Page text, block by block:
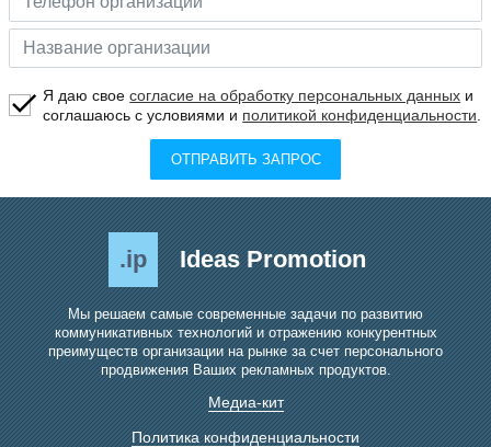
Я даю своесогласие на обработку персональных данных и
соглашаюсь с условиями и политикой конфиденциальности.
ОТПРАВИТЬ ЗАПРОС
.ip Ideas Promotion
Мы решаем самые современные задачи по развитию
коммуникативных технологий и отражению конкурентных
преимуществ организации на рынке за счет персонального
продвижения Ваших рекламных продуктов.
Медиа-кит
Политика конфиденциальности